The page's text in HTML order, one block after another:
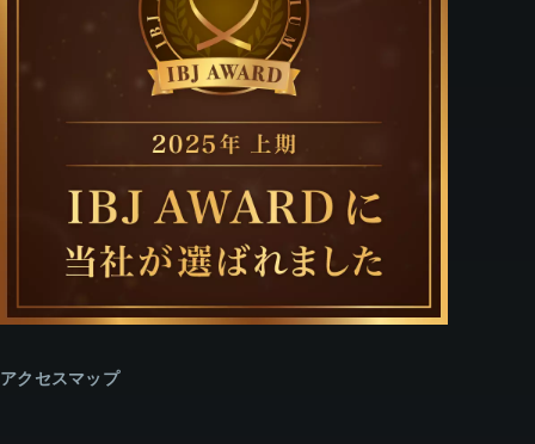
アクセスマップ